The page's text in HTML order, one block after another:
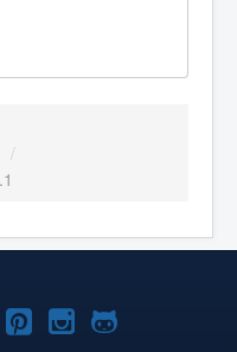
/
Pinterest
Instagram
GitHub